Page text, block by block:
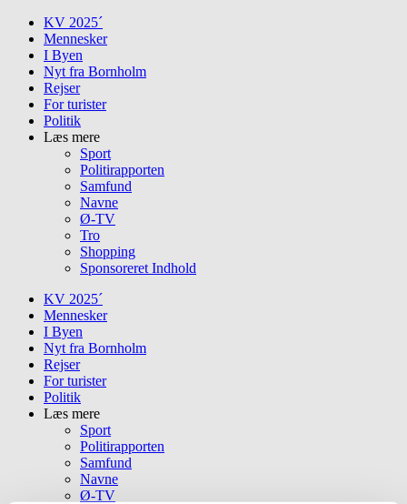
Skip
content
KV 2025´
Mennesker
I Byen
Nyt fra Bornholm
Rejser
For turister
Politik
Læs mere
Sport
Politirapporten
Samfund
Navne
Ø-TV
Tro
Shopping
Sponsoreret Indhold
KV 2025´
Mennesker
I Byen
Nyt fra Bornholm
Rejser
For turister
Politik
Læs mere
Sport
Politirapporten
Samfund
Navne
Ø-TV